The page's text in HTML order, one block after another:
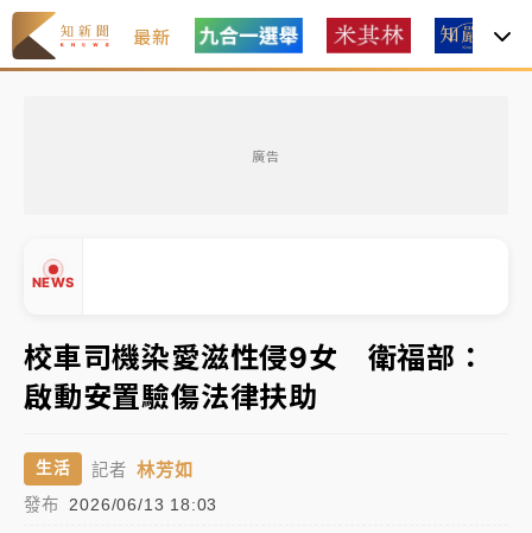
最新
廣告
NEWS
中颱白海豚環流掠北海！今明防劇烈降雨 東部高溫飆
38度
周末精選｜ 慈濟遭詐10億完整始末曝！律師掮客大玩兩
面手法 郭台銘、蔡英文成關鍵
本周爆款短影音｜ 柯文哲帶電子手鐶拄拐杖現身／周玉
周末精選｜
任 預算難關如何解？
▲
校車司機染愛滋性侵9女 衛福部：
啟動安置驗傷法律扶助
生活 記者 林芳如
發布 2026/06/13 18:03